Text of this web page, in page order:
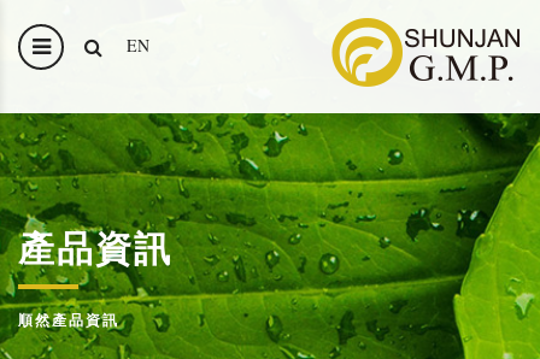
EN
產品資訊
順然產品資訊